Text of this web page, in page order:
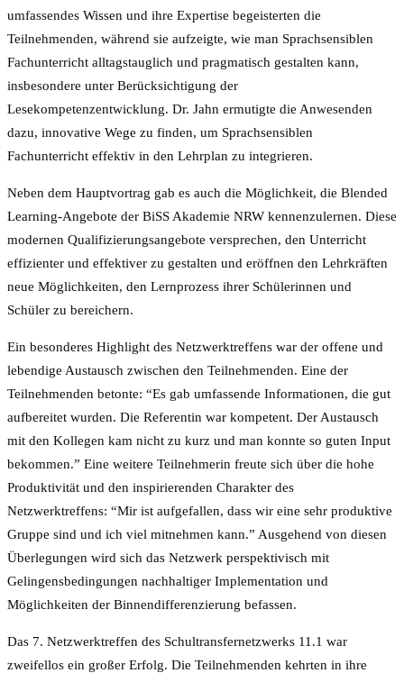
umfassendes Wissen und ihre Expertise begeisterten die
Teilnehmenden, während sie aufzeigte, wie man Sprachsensiblen
Fachunterricht alltagstauglich und pragmatisch gestalten kann,
insbesondere unter Berücksichtigung der
Lesekompetenzentwicklung. Dr. Jahn ermutigte die Anwesenden
dazu, innovative Wege zu finden, um Sprachsensiblen
Fachunterricht effektiv in den Lehrplan zu integrieren.
Neben dem Hauptvortrag gab es auch die Möglichkeit, die Blended
Learning-Angebote der BiSS Akademie NRW kennenzulernen. Diese
modernen Qualifizierungsangebote versprechen, den Unterricht
effizienter und effektiver zu gestalten und eröffnen den Lehrkräften
neue Möglichkeiten, den Lernprozess ihrer Schülerinnen und
Schüler zu bereichern.
Ein besonderes Highlight des Netzwerktreffens war der offene und
lebendige Austausch zwischen den Teilnehmenden. Eine der
Teilnehmenden betonte: “Es gab umfassende Informationen, die gut
aufbereitet wurden. Die Referentin war kompetent. Der Austausch
mit den Kollegen kam nicht zu kurz und man konnte so guten Input
bekommen.” Eine weitere Teilnehmerin freute sich über die hohe
Produktivität und den inspirierenden Charakter des
Netzwerktreffens: “Mir ist aufgefallen, dass wir eine sehr produktive
Gruppe sind und ich viel mitnehmen kann.” Ausgehend von diesen
Überlegungen wird sich das Netzwerk perspektivisch mit
Gelingensbedingungen nachhaltiger Implementation und
Möglichkeiten der Binnendifferenzierung befassen.
Das 7. Netzwerktreffen des Schultransfernetzwerks 11.1 war
zweifellos ein großer Erfolg. Die Teilnehmenden kehrten in ihre